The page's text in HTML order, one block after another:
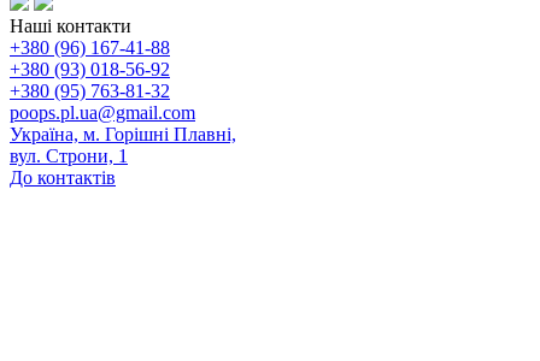
Наші контакти
+380 (96) 167-41-88
+380 (93) 018-56-92
+380 (95) 763-81-32
poops.pl.ua@gmail.com
Україна, м. Горішні Плавні,
вул. Строни, 1
До контактів